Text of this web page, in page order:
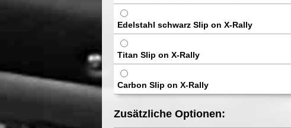
Edelstahl schwarz Slip on X-Rally
Titan Slip on X-Rally
Carbon Slip on X-Rally
Zusätzliche Optionen: